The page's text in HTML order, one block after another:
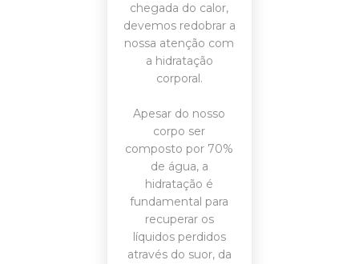
chegada do calor,
devemos redobrar a
nossa atenção com
a hidratação
corporal.
Apesar do nosso
corpo ser
composto por 70%
de água, a
hidratação é
fundamental para
recuperar os
líquidos perdidos
através do suor, da